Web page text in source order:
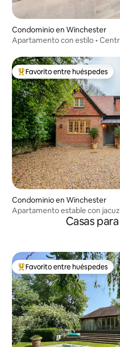
Condominio en Winchester
Apartamento con estilo •
De los mejores en Favorito
Favorito entre huéspedes
Condominio en Winchester
Apartamento estable con
Casas
De los mejores en Favorito
Favorito entre huéspedes